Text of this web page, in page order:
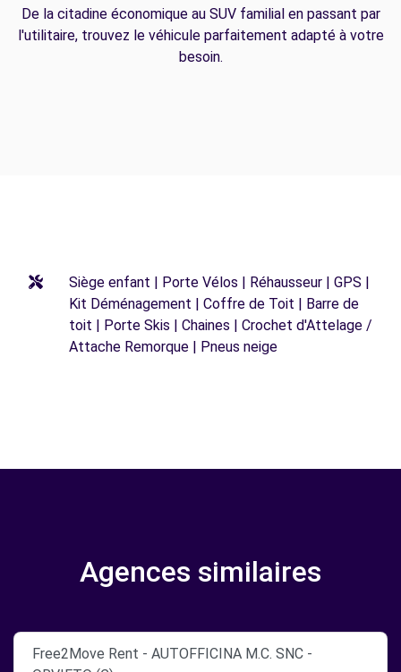
De la citadine économique au SUV familial en passant par
l'utilitaire, trouvez le véhicule parfaitement adapté à votre
besoin.
Siège enfant | Porte Vélos | Réhausseur | GPS |
Kit Déménagement | Coffre de Toit | Barre de
toit | Porte Skis | Chaines | Crochet d'Attelage /
Attache Remorque | Pneus neige
Agences similaires
Free2Move Rent - AUTOFFICINA M.C. SNC -